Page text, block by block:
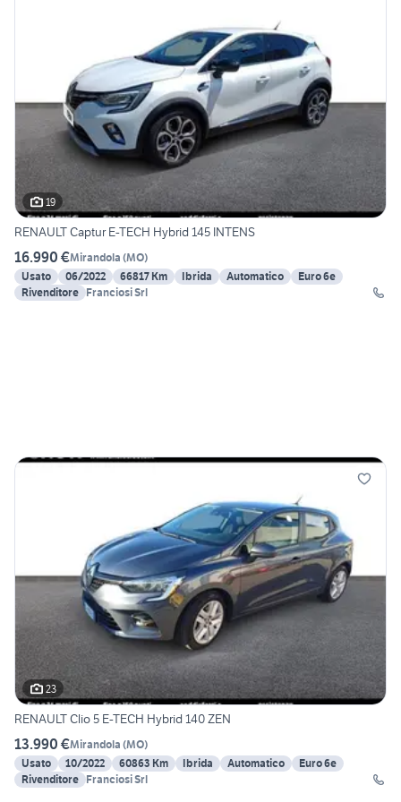
19
RENAULT Captur E-TECH Hybrid 145 INTENS
16.990 €Mirandola (MO)
Usato
06/2022 66817 Km Ibrida Automatico
Euro 6e
Rivenditore Franciosi Srl
23
RENAULT Clio 5 E-TECH Hybrid 140 ZEN
13.990 €Mirandola (MO)
Usato
10/2022 60863 Km Ibrida Automatico
Euro 6e
Rivenditore Franciosi Srl